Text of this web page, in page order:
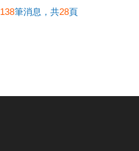
138筆消息，共28頁